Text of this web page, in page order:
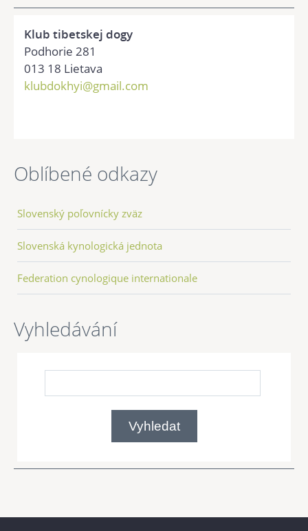
Klub tibetskej dogy
Podhorie 281
013 18 Lietava
klubdokhyi@gmail.com
Oblíbené odkazy
Slovenský poľovnícky zväz
Slovenská kynologická jednota
Federation cynologique internationale
Vyhledávání